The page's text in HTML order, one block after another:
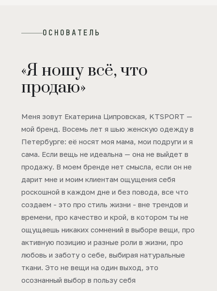
ОСНОВАТЕЛЬ
«Я ношу всё, что
продаю»
Меня зовут Екатерина Ципровская, KTSPORT —
мой бренд. Восемь лет я шью женскую одежду в
Петербурге: её носят моя мама, мои подруги и я
сама. Если вещь не идеальна — она не выйдет в
продажу. В моем бренде нет смысла, если он не
дарит мне и моим клиентам ощущения себя
роскошной в каждом дне и без повода, все что
создаем - это про стиль жизни - вне трендов и
времени, про качество и крой, в котором ты не
ощущаешь никаких сомнений в выборе вещи, про
активную позицию и разные роли в жизни, про
любовь и заботу о себе, выбирая натуральные
ткани. Это не вещи на один выход, это
осознанный выбор в пользу себя